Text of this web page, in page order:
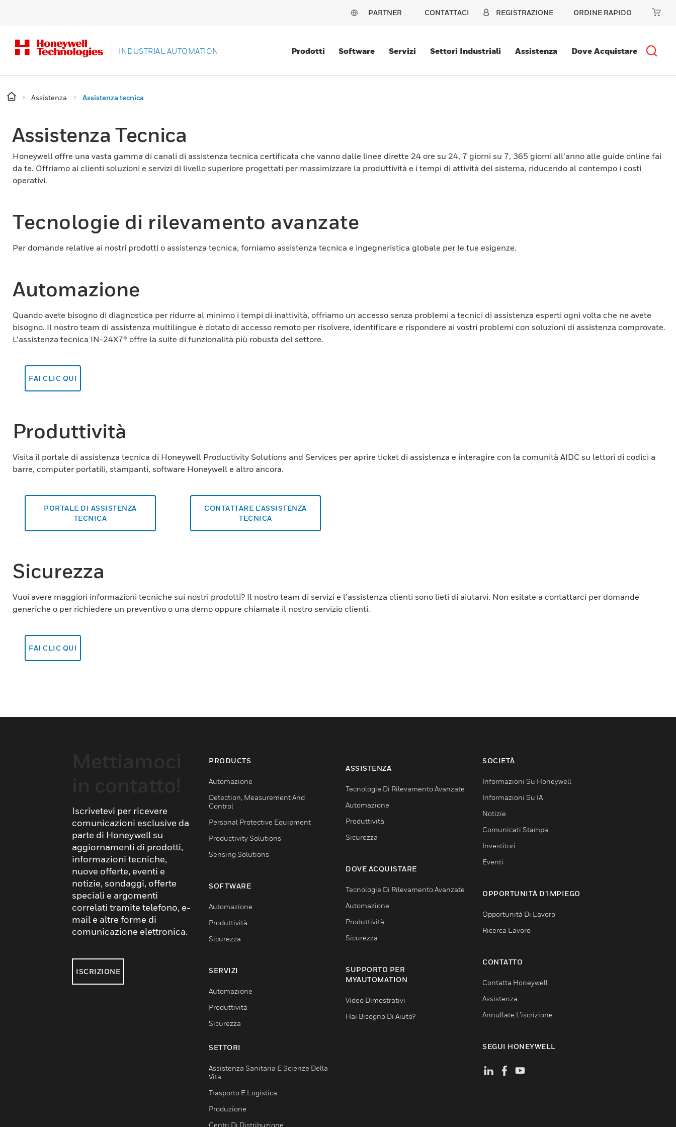
PARTNER CONTATTACI REGISTRAZIONE ORDINE RAPIDO
INDUSTRIAL AUTOMATION Prodotti Software Servizi Settori Industriali Assistenza Dove Acquistare
Assistenza Assistenza tecnica
Assistenza Tecnica
Honeywell offre una vasta gamma di canali di assistenza tecnica certificata che vanno dalle linee dirette 24 ore su 24, 7 giorni su 7, 365 giorni all’anno alle guide online fai
da te. Offriamo ai clienti soluzioni e servizi di livello superiore progettati per massimizzare la produttività e i tempi di attività del sistema, riducendo al contempo i costi
operativi.
Tecnologie di rilevamento avanzate
Per domande relative ai nostri prodotti o assistenza tecnica, forniamo assistenza tecnica e ingegneristica globale per le tue esigenze.
Automazione
Quando avete bisogno di diagnostica per ridurre al minimo i tempi di inattività, offriamo un accesso senza problemi a tecnici di assistenza esperti ogni volta che ne avete
bisogno. Il nostro team di assistenza multilingue è dotato di accesso remoto per risolvere, identificare e rispondere ai vostri problemi con soluzioni di assistenza comprovate.
L’assistenza tecnica IN-24X7® offre la suite di funzionalità più robusta del settore.
FAI CLIC QUI
Produttività
Visita il portale di assistenza tecnica di Honeywell Productivity Solutions and Services per aprire ticket di assistenza e interagire con la comunità AIDC su lettori di codici a
barre, computer portatili, stampanti, software Honeywell e altro ancora.
PORTALE DI ASSISTENZA
TECNICA
CONTATTARE L'ASSISTENZA
TECNICA
Sicurezza
Vuoi avere maggiori informazioni tecniche sui nostri prodotti? Il nostro team di servizi e l’assistenza clienti sono lieti di aiutarvi. Non esitate a contattarci per domande
generiche o per richiedere un preventivo o una demo oppure chiamate il nostro servizio clienti.
FAI CLIC QUI
Iscrivetevi per ricevere
comunicazioni esclusive da
parte di Honeywell su
aggiornamenti di prodotti,
informazioni tecniche,
nuove offerte, eventi e
notizie, sondaggi, offerte
speciali e argomenti
correlati tramite telefono, e-
mail e altre forme di
comunicazione elettronica.
ISCRIZIONE
PRODUCTS
Automazione
Detection, Measurement And
Control
Personal Protective Equipment
Productivity Solutions
Sensing Solutions
SOFTWARE
Automazione
Produttività
Sicurezza
SERVIZI
Automazione
Produttività
Sicurezza
SETTORI
Assistenza Sanitaria E Scienze Della
Vita
Trasporto E Logistica
Produzione
Centri Di Distribuzione
ASSISTENZA
Tecnologie Di Rilevamento Avanzate
Automazione
Produttività
Sicurezza
DOVE ACQUISTARE
Tecnologie Di Rilevamento Avanzate
Automazione
Produttività
Sicurezza
SUPPORTO PER
MYAUTOMATION
Video Dimostrativi
Hai Bisogno Di Aiuto?
SOCIETÀ
Informazioni Su Honeywell
Informazioni Su IA
Notizie
Comunicati Stampa
Investitori
Eventi
OPPORTUNITÀ D’IMPIEGO
Opportunità Di Lavoro
Ricerca Lavoro
CONTATTO
Contatta Honeywell
Assistenza
Annullate L’iscrizione
SEGUI HONEYWELL